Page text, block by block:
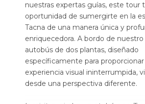
nuestras expertas guías, este tour
oportunidad de sumergirte en la
Tacna de una manera única y
enriquecedora. A bordo de
autobús de dos plantas, diseñado
específicamente para proporcionar
experiencia visual ininterrumpida,
desde una perspectiva diferente.